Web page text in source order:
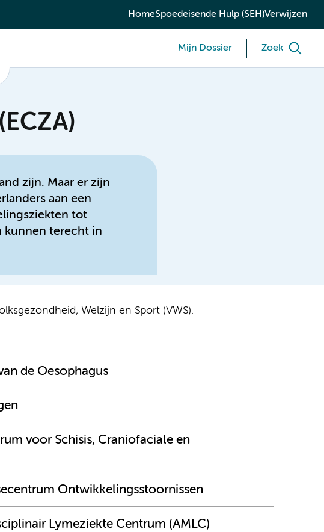
HomeSpoedeisende Hulp (SEH)Verwijzen
Mijn Dossier Zoek
zijn. Maar er zijn
aan een
tot
kunnen terecht in
Welzijn en Sport (VWS).
de Oesophagus
voor Schisis, Craniofaciale en
Ontwikkelingsstoornissen
Lymeziekte Centrum (AMLC)